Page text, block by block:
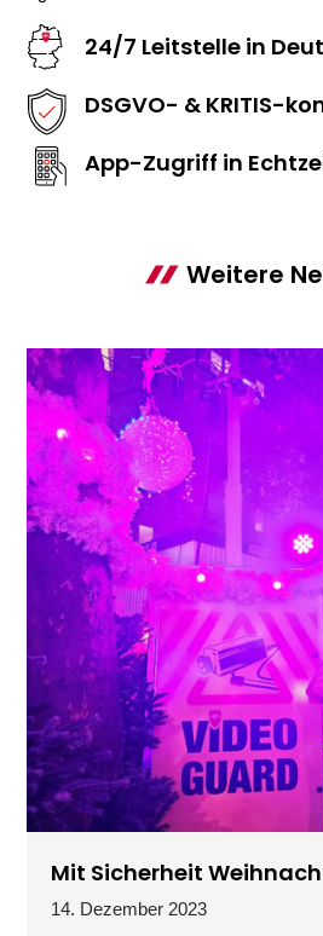
24/7 Leitstelle in
DSGVO- & KRITIS-
App-Zugriff in
Weitere
Mit Sicherheit
14. Dezember 2023